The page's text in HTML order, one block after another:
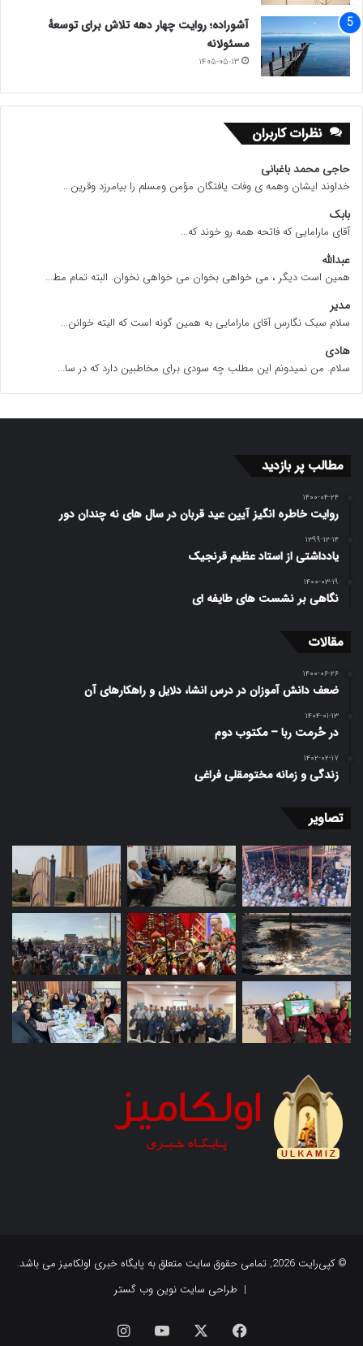
آشوراده؛ روایت چهار دهه تلاش برای توسعهٔ
مسئولانه
۱۴۰۵-۰۵-۱۳
نظرات کاربران
حاجی محمد باغبانی
خداوند ایشان وهمه ی وفات یافتگان مؤمن ومسلم را بیامرزد وقرین...
بابک
آقای مارامایی که فاتحه همه رو خوند که...
عبدالله
همین است دیگر ، می خواهی بخوان می خواهی نخوان. البته تمام مط...
مدیر
سلام سبک نگارس آقای مارامایی به همین گونه است که الیته خوانن...
هادی
سلام. من نمیدونم این مطلب چه سودی برای مخاطبین دارد که در سا...
مطالب پر بازدید
۱۴۰۰-۰۴-۲۴
روایت خاطره انگیز آیین عید قربان در سال های نه چندان دور
۱۳۹۹-۱۲-۱۴
یادداشتی از استاد عظیم قرنجیک
۱۴۰۰-۰۳-۱۹
نگاهی بر نشست های طایفه ای
مقالات
۱۴۰۰-۰۶-۲۶
ضعف دانش آموزان در درس انشا، دلایل و راهکارهای آن
۱۴۰۴-۰۱-۱۳
در حُرمت ربا – مکتوب دوم
۱۴۰۲-۰۲-۱۷
زندگی و زمانه مختومقلی فراغی
تصاویر
© کپی‌رایت 2026, تمامی حقوق سایت متعلق به پایگاه خبری اولکامیز می باشد.
| طراحی سایت نوین وب گستر
فیس یوتیوب